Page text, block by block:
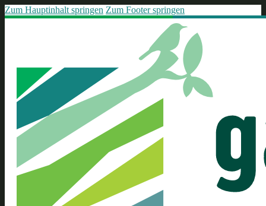
Zum Hauptinhalt springen Zum Footer springen